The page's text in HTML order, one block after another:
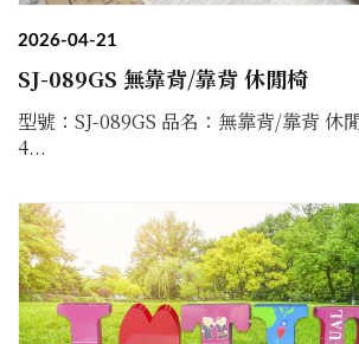
2026-04-21
SJ-089GS 無靠背/靠背 休閒椅
型號：SJ-089GS 品名：無靠背/靠背 休
4...